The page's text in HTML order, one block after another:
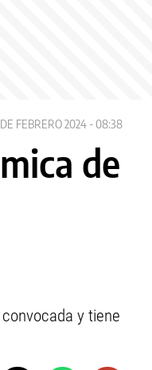
DE FEBRERO 2024 - 08:38
de
y tiene